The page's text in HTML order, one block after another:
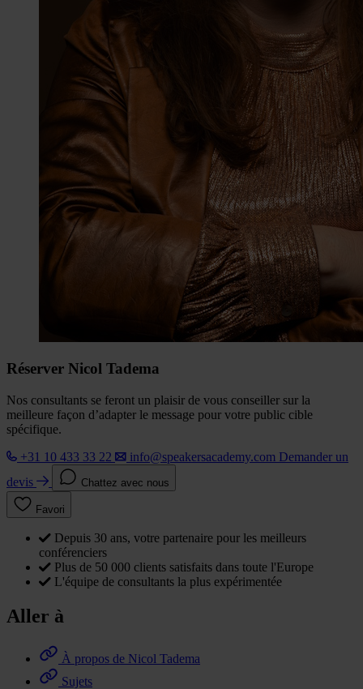
Réserver Nicol Tadema
Nos consultants se feront un plaisir de vous conseiller sur la
meilleure façon d’adapter le message pour votre public cible
spécifique.
+31 10 433 33 22
info@speakersacademy.com Demander un
devis
Chattez avec nous
Favori
Depuis 30 ans, votre partenaire pour les meilleurs
conférenciers
Plus de 50 000 clients satisfaits dans toute l'Europe
L'équipe de consultants la plus expérimentée
Aller à
À propos de Nicol Tadema
Sujets